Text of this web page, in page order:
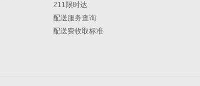
211限时达
配送服务查询
配送费收取标准